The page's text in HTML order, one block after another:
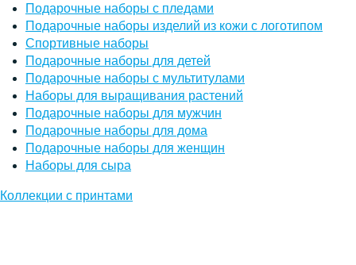
Подарочные наборы с пледами
Подарочные наборы изделий из кожи с логотипом
Спортивные наборы
Подарочные наборы для детей
Подарочные наборы с мультитулами
Наборы для выращивания растений
Подарочные наборы для мужчин
Подарочные наборы для дома
Подарочные наборы для женщин
Наборы для сыра
Коллекции с принтами